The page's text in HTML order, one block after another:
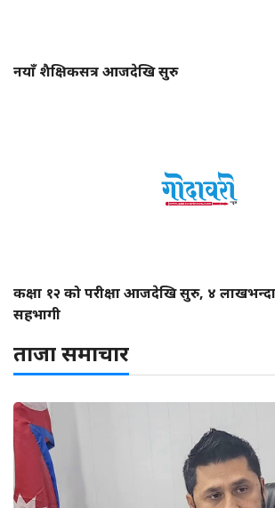
नयाँ शैक्षिकसत्र आजदेखि सुरु
कक्षा १२ को परीक्षा आजदेखि सुरु, ४ लाखभन्दा
सहभागी
ताजा समाचार